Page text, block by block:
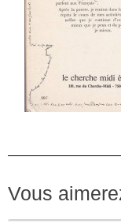
Vous